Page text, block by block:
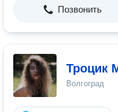
Позвонить
Троцик
Волгоград